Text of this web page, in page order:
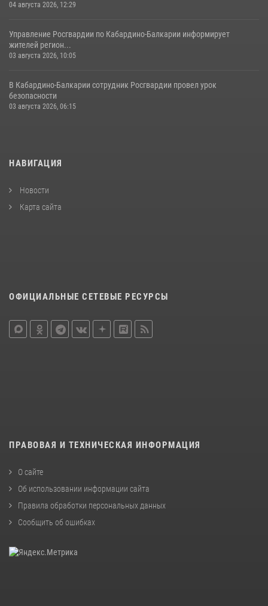
04 августа 2026, 12:29
Управление Росгвардии по Кабардино-Балкарии информирует
жителей регион...
03 августа 2026, 10:05
В Кабардино‑Балкарии сотрудник Росгвардии провел урок
безопасности
03 августа 2026, 06:15
НАВИГАЦИЯ
Новости
Карта сайта
ОФИЦИАЛЬНЫЕ СЕТЕВЫЕ РЕСУРСЫ
ПРАВОВАЯ И ТЕХНИЧЕСКАЯ ИНФОРМАЦИЯ
О сайте
Об использовании информации сайта
Правила обработки персональных данных
Сообщить об ошибках